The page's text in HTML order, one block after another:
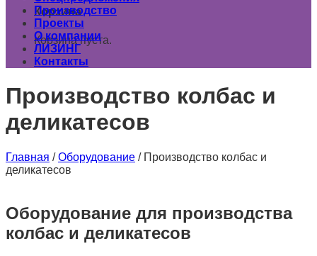
Корзина
Корзина пуста.
Производство
Проекты
О компании
ЛИЗИНГ
Контакты
Производство колбас и
деликатесов
Главная / Оборудование /Производство колбас и
деликатесов
Оборудование для производства
колбас и деликатесов